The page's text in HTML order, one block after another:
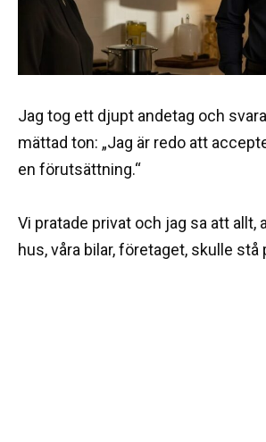
Jag tog ett djupt andetag och
mättad ton: „Jag är redo att
en förutsättning.“
Vi pratade privat och jag sa att allt,
hus, våra bilar, företaget, skulle stå